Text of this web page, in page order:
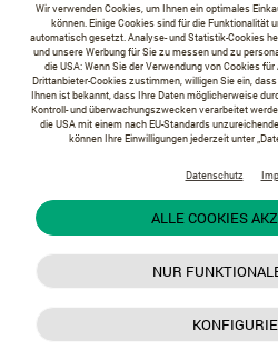
Wir verwenden Cookies, um Ihnen ein optimales
können. Einige Cookies sind für die Funktionalität
automatisch gesetzt. Analyse- und Statistik-Cookies
und unsere Werbung für Sie zu messen und zu
die USA: Wenn Sie der Verwendung von Cookies
Drittanbieter-Cookies zustimmen, willigen Sie ein,
Ihnen ist bekannt, dass Ihre Daten möglicherweise
Kontroll- und überwachungszwecken verarbeitet
die USA mit einem nach EU-Standards
können Ihre Einwilligungen jederzeit unter
Datenschutz
ALLE COOKIES
NUR